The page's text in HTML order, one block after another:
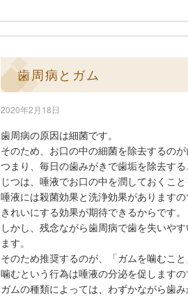
歯周病とガム
2020年2月18日
歯周病の原因は細菌です。
そのため、お口の中の細菌を除去するの
つまり、毎日の歯みがきで歯垢を除去する
じつは、唾液でお口の中を潤しておくこ
唾液には殺菌効果と洗浄効果があります
きれいにする効果が期待できるからです。
しかし、残念ながら歯周病で歯を失いや
ます。
そのため推奨するのが、「ガムを噛むこと
噛むという行為は唾液の分泌を促します
ガムの種類によっては、わずかながら歯